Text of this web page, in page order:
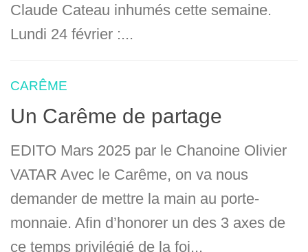
Claude Cateau inhumés cette semaine.
Lundi 24 février :...
CARÊME
Un Carême de partage
EDITO Mars 2025 par le Chanoine Olivier
VATAR Avec le Carême, on va nous
demander de mettre la main au porte-
monnaie. Afin d’honorer un des 3 axes de
ce temps privilégié de la foi...